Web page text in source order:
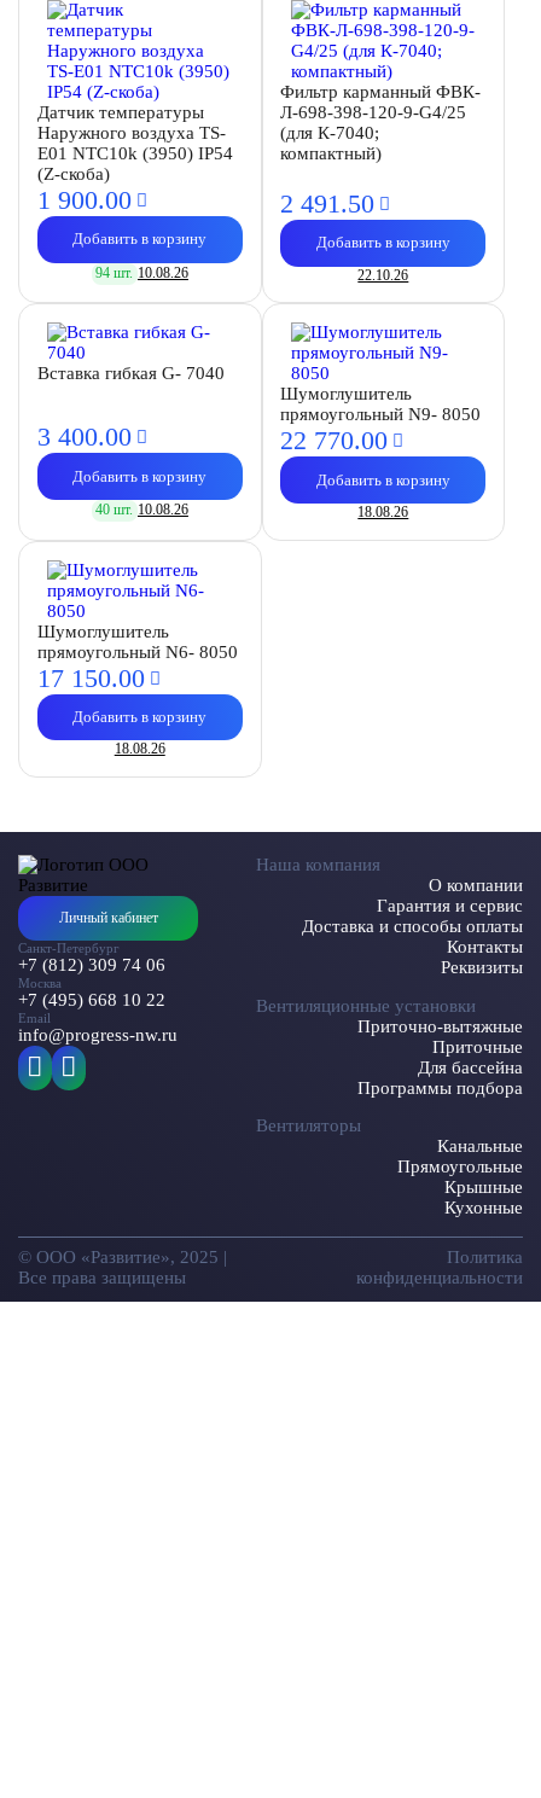
Датчик температуры
Наружного воздуха TS-
E01 NTC10k (3950) IP54
(Z-скоба)
1 900.00
Добавить в корзину
94 шт. 10.08.26
Фильтр карманный ФВК-
Л-698-398-120-9-G4/25
(для К-7040;
компактный)
2 491.50
Добавить в корзину
22.10.26
Вставка гибкая G- 7040
3 400.00
Добавить в корзину
40 шт. 10.08.26
Шумоглушитель
прямоугольный N9- 8050
22 770.00
Добавить в корзину
18.08.26
Шумоглушитель
прямоугольный N6- 8050
17 150.00
Добавить в корзину
18.08.26
Личный кабинет
Санкт-Петербург
+7 (812) 309 74 06
Москва
+7 (495) 668 10 22
Email
info@progress-nw.ru
Наша компания
О компании
Гарантия и сервис
Доставка и способы оплаты
Контакты
Реквизиты
Вентиляционные установки
Приточно-вытяжные
Приточные
Для бассейна
Программы подбора
Вентиляторы
Канальные
Прямоугольные
Крышные
Кухонные
© ООО «Развитие», 2025 |
Все права защищены
Политика
конфиденциальности